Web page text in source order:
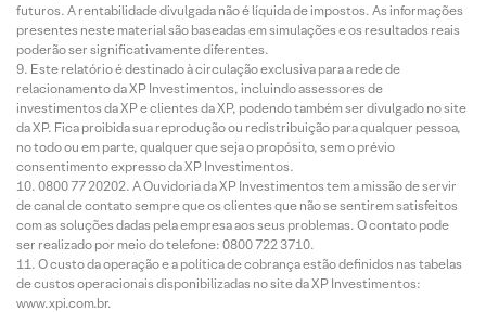
futuros. A rentabilidade divulgada não é líquida de impostos. As informações
presentes neste material são baseadas em simulações e os resultados reais
poderão ser significativamente diferentes.
Este relatório é destinado à circulação exclusiva para a rede de
relacionamento da XP Investimentos, incluindo assessores de
investimentos da XP e clientes da XP, podendo também ser divulgado no site
da XP. Fica proibida sua reprodução ou redistribuição para qualquer pessoa,
no todo ou em parte, qualquer que seja o propósito, sem o prévio
consentimento expresso da XP Investimentos.
0800 77 20202. A Ouvidoria da XP Investimentos tem a missão de servir
de canal de contato sempre que os clientes que não se sentirem satisfeitos
com as soluções dadas pela empresa aos seus problemas. O contato pode
ser realizado por meio do telefone: 0800 722 3710.
O custo da operação e a política de cobrança estão definidos nas tabelas
de custos operacionais disponibilizadas no site da XP Investimentos:
www.xpi.com.br.